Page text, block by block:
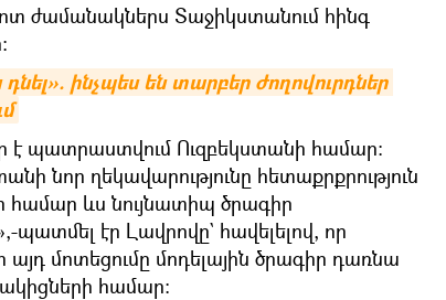
ժամանակներս Տաջիկստանում հինգ
դնել». ինչպես են տարբեր ժողովուրդներ
է պատրաստվում Ուզբեկստանի համար։
նոր ղեկավարությունը հետաքրքրություն
համար ևս նույնատիպ ծրագիր
պատմել էր Լավրովը` հավելելով, որ
այդ մոտեցումը մոդելային ծրագիր դառնա
համար։